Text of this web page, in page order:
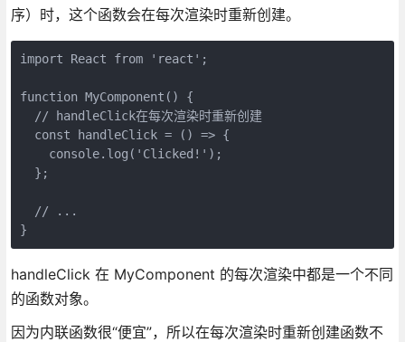
序）时，这个函数会在每次渲染时重新创建。
import React from 'react';
function MyComponent() {
  // handleClick在每次渲染时重新创建
  const handleClick = () => {
    console.log('Clicked!');
  };
  // ...
}
handleClick 在 MyComponent 的每次渲染中都是一个不同
的函数对象。
因为内联函数很“便宜”，所以在每次渲染时重新创建函数不